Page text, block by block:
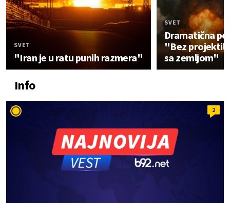
SVET
"Iran je u ratu punih razmera"
SVET
Dramatična
"Bez
sa zemljom"
Info
2